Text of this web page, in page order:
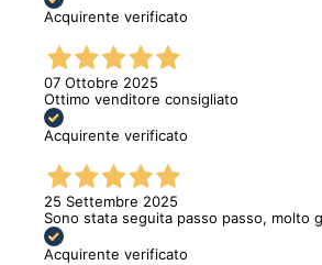
Acquirente verificato
07 Ottobre 2025
Ottimo venditore consigliato
Acquirente verificato
25 Settembre 2025
Sono stata seguita passo passo, molto
Acquirente verificato